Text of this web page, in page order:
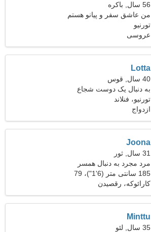
56 سال, باکره
من عاشق سفر و پیانو هستم
تورنیو
عروسی
Lotta
40 سال, قوس
به دنبال یک دوست شجاع
برای اسکی با هم هستم
تورنیو، فنلاند
ازدواج
Joona
31 سال, ثور
مرد مجرد به دنبال همسر
185 سانتی متر (6'1")، 79
کیلوگرم (174 پوند)
کارائوکه، رقصیدن
Minttu
35 سال, لئو